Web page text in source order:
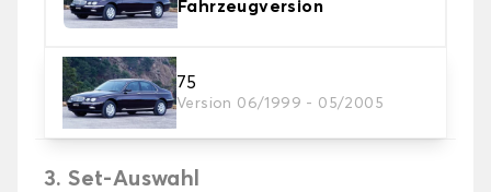
Fahrzeugversion
75
Version 06/1999 - 05/2005
2. Material
Wählen Sie das Material Ihres Autofussmatten
3. Set-Auswahl